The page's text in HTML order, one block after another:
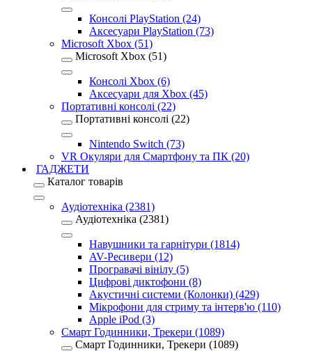
Консолі PlayStation (24)
Аксесуари PlayStation (73)
Microsoft Xbox (51)
Microsoft Xbox (51)
Консолі Xbox (6)
Аксесуари для Xbox (45)
Портативні консолі (22)
Портативні консолі (22)
Nintendo Switch (73)
VR Окуляри для Смартфону та ПК (20)
ГАДЖЕТИ
Каталог товарів
Аудіотехніка (2381)
Аудіотехніка (2381)
Навушники та гарнітури (1814)
AV-Ресивери (12)
Програвачі вінілу (5)
Цифрові диктофони (8)
Акустичні системи (Колонки) (429)
Мікрофони для стриму та інтерв'ю (110)
Apple iPod (3)
Смарт Годинники, Трекери (1089)
Смарт Годинники, Трекери (1089)